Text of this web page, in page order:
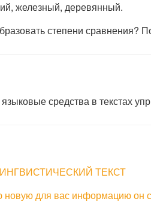
железный, деревянный.
степени сравнения?
средства в текстах
ТЕКСТ
новую для вас информацию он